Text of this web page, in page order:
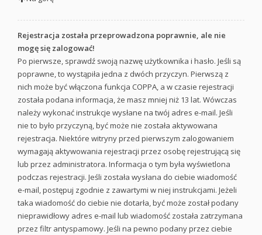
Rejestracja została przeprowadzona poprawnie, ale nie
mogę się zalogować!
Po pierwsze, sprawdź swoją nazwę użytkownika i hasło. Jeśli są
poprawne, to wystąpiła jedna z dwóch przyczyn. Pierwszą z
nich może być włączona funkcja COPPA, a w czasie rejestracji
została podana informacja, że masz mniej niż 13 lat. Wówczas
należy wykonać instrukcje wysłane na twój adres e-mail. Jeśli
nie to było przyczyną, być może nie została aktywowana
rejestracja. Niektóre witryny przed pierwszym zalogowaniem
wymagają aktywowania rejestracji przez osobę rejestrującą się
lub przez administratora. Informacja o tym była wyświetlona
podczas rejestracji. Jeśli została wysłana do ciebie wiadomość
e-mail, postępuj zgodnie z zawartymi w niej instrukcjami. Jeżeli
taka wiadomość do ciebie nie dotarła, być może został podany
nieprawidłowy adres e-mail lub wiadomość została zatrzymana
przez filtr antyspamowy. Jeśli na pewno podany przez ciebie